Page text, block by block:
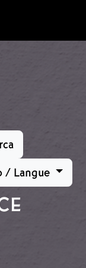
/ Langue